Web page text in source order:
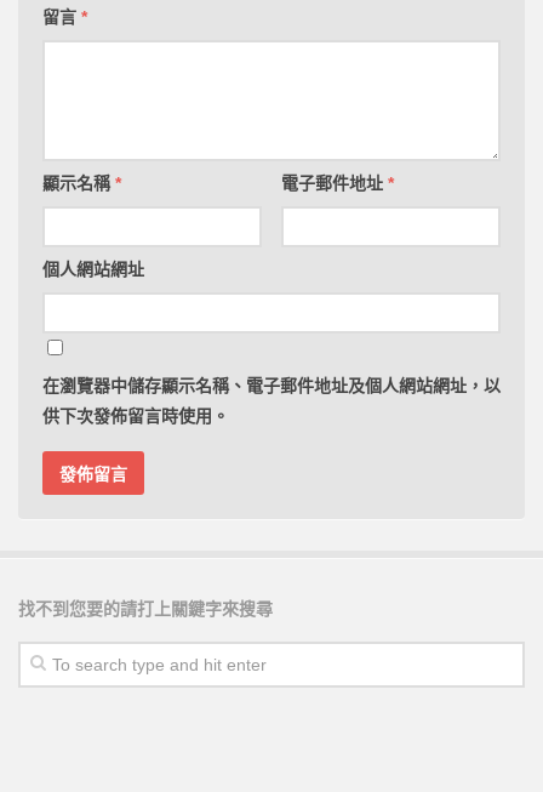
留言 *
顯示名稱* 電子郵件地址 *
個人網站網址
在瀏覽器中儲存顯示名稱、電子郵件地址及個人網站網址，以
供下次發佈留言時使用。
找不到您要的請打上關鍵字來搜尋